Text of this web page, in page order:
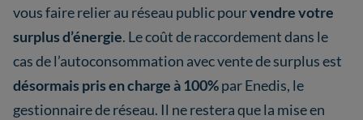
vous faire relier au réseau public pourvendre votre
surplus d’énergie. Le coût de raccordement dans le
cas de l’autoconsommation avec vente de surplus est
désormais pris en charge à 100%par Enedis, le
gestionnaire de réseau. Il ne restera que la mise en